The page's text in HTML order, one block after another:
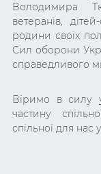
Володимира
ветеранів,
родини своїх
Сил оборони
справедливого
Віримо в силу
частину
спільної для нас